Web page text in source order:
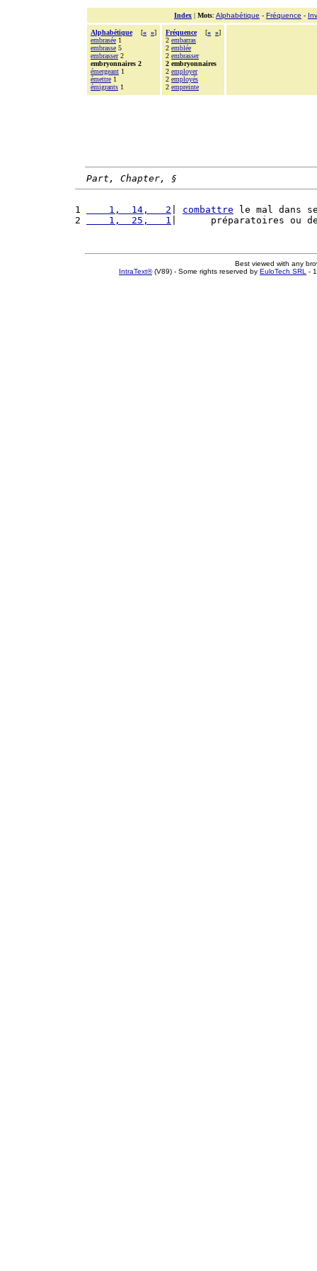
Index | Mots: Alphabétique - Fréquence -
Alphabétique [« »]
embrasée 1
embrasse 5
embrasser2
embryonnaires 2
émergeant 1
émettre 1
émigrants 1
Fréquence [« »]
2 embarras
2 emblée
2 embrasser
2 embryonnaires
2 employer
2 employés
2 empreinte
Part, Chapter, §
1
    1,  14,   2
combattre le mal dans
2
    1,  25,   1
|      préparatoires ou
Best viewed with any
IntraText®(V89) - Some rights reserved by EuloTech SRL -